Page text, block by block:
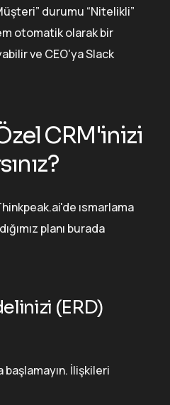
durumu “Nitelikli”
otomatik olarak bir
ve CEO'ya Slack
CRM'inizi
ısmarlama
planı burada
(ERD)
İlişkileri